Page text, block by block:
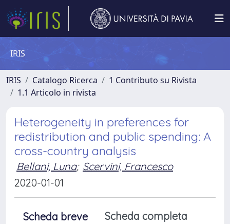
IRIS
IRIS Catalogo Ricerca
1 Contributo su Rivista
1.1 Articolo in rivista
Heterogeneity in preferences for
redistribution and public spending: A
cross-country analysis
Bellani, Luna; Scervini, Francesco
2020-01-01
Scheda breve
Scheda completa